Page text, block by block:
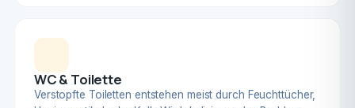
WC & Toilette
Verstopfte Toiletten entstehen meist durch Feuchttücher,